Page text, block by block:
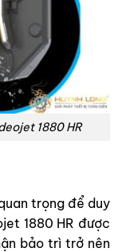
1880 HR
trọng để duy
1880 HR được
bảo trì trở nên